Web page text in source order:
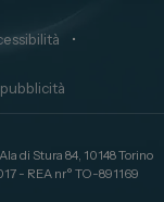
•
di Stura 84, 10148 Torino
- REA nr° TO-891169